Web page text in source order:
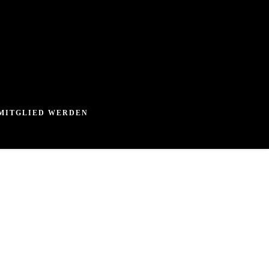
WERDEN